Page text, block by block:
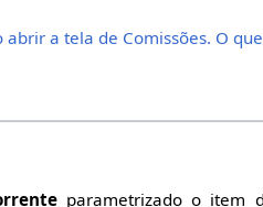
a tela de Comissões. O
parametrizado o item